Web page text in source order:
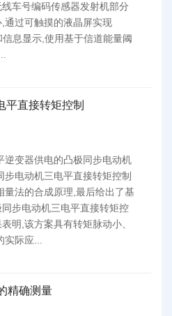
车号编码传感器发射机部分
通过可触摸的液晶屏实现
息显示,使用基于信道能量阈
平直接转矩控制
逆变器供电的凸极同步电动机
电动机三电平直接转矩控制
量法的合成原理,最后给出了基
步电动机三电平直接转矩控
明,该方案具有转矩脉动小、
际应...
精确测量